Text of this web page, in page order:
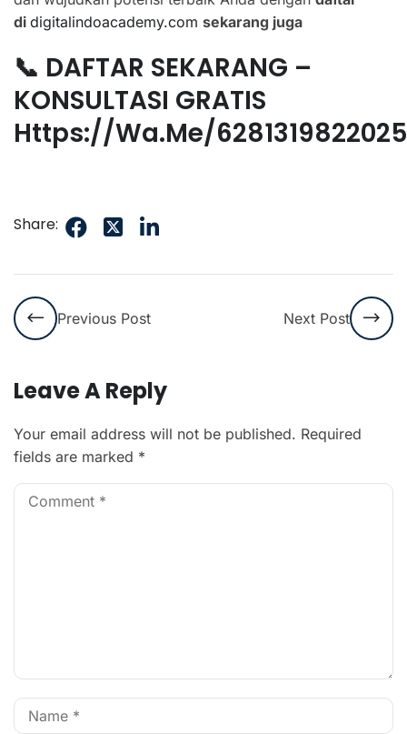
di digitalindoacademy.com sekarang juga
📞 DAFTAR SEKARANG –
KONSULTASI GRATIS
Https://wa.me/6281319822025
Share:
Previous Post Next Post
Leave A Reply
Your email address will not be published. Required
fields are marked *